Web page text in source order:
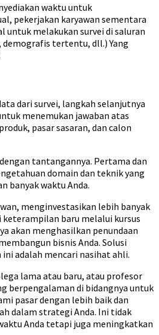
waktu untuk
pekerjakan karyawan sementara
untuk melakukan survei di saluran
tertentu, dll.) Yang
dari survei, langkah selanjutnya
menemukan jawaban atas
pasar sasaran, dan calon
tantangannya. Pertama dan
domain dan teknik yang
banyak waktu Anda.
menginvestasikan lebih banyak
baru melalui kursus
akan menghasilkan penundaan
bisnis Anda. Solusi
adalah mencari nasihat ahli.
lama atau baru, atau profesor
berpengalaman di bidangnya untuk
pasar dengan lebih baik dan
dalam strategi Anda. Ini tidak
Anda tetapi juga meningkatkan